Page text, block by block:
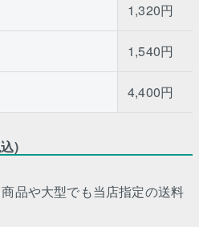
1,320円
1,540円
4,400円
)
品や大型でも当店指定の送料